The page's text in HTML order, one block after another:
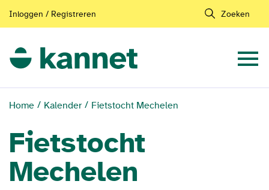
Inloggen / Registreren Zoeken
Home Kalender Fietstocht Mechelen
Fietstocht
Mechelen